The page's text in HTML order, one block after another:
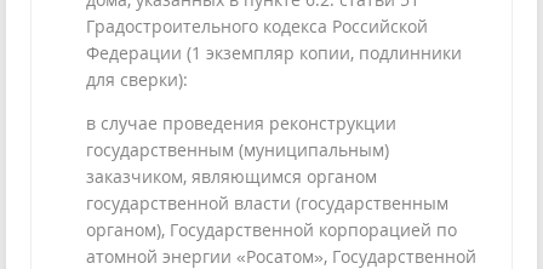
Градостроительного кодекса Российской
Федерации (1 экземпляр копии, подлинники
для сверки):
в случае проведения реконструкции
государственным (муниципальным)
заказчиком, являющимся органом
государственной власти (государственным
органом), Государственной корпорацией по
атомной энергии «Росатом», Государственной